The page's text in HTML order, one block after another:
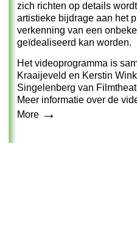
zich richten op details
artistieke bijdrage aan het
verkenning van een
geïdealiseerd kan worden.
Het videoprogramma is
Kraaijeveld en Kerstin
Singelenberg van
Meer informatie over de
More →